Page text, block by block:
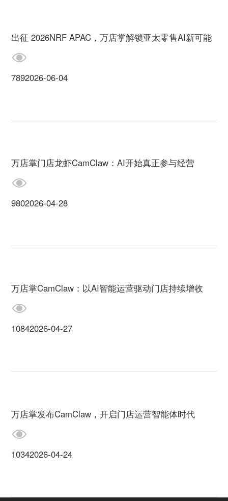
出征 2026NRF APAC，万店掌解锁亚太零售AI新可能
7892026-06-04
万店掌门店龙虾CamClaw：AI开始真正参与经营
9802026-04-28
万店掌CamClaw：以AI智能运营驱动门店持续增收
10842026-04-27
万店掌发布CamClaw，开启门店运营智能体时代
10342026-04-24